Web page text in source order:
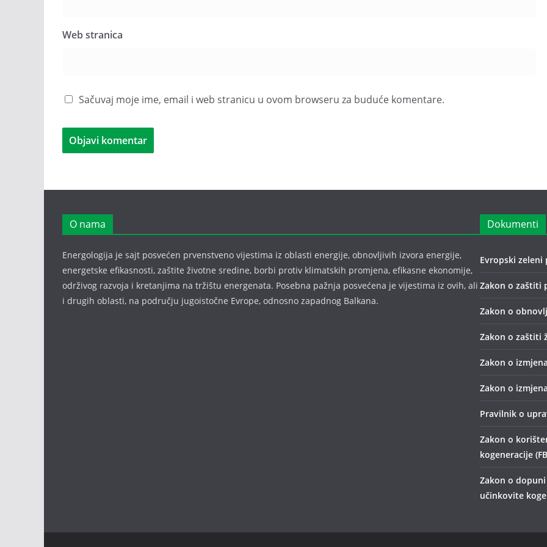
Web stranica
Sačuvaj moje ime, email i web stranicu u ovom browseru za buduće komentare.
O nama
Energologija je sajt posvećen prvenstveno vijestima iz oblasti energije, obnovljivih izvora energije,
energetske efikasnosti, zaštite životne sredine, borbi protiv klimatskih promjena, efikasne ekonomije,
održivog razvoja i kretanjima na tržištu energenata. Posebna pažnja posvećena je vijestima iz ovih, ali
i drugih oblasti, na području jugoistočne Evrope, odnosno zapadnog Balkana.
Dokumenti
Evropski zeleni
Zakon o zaštiti
Zakon o
Zakon o zaštiti
Zakon o
Zakon o
Pravilnik o
Zakon o
kogeneracije
Zakon o
učinkovite